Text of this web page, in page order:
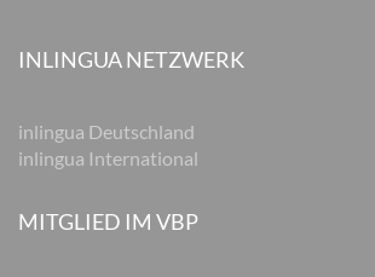
INLINGUA NETZWERK
inlingua Deutschland
inlingua International
MITGLIED IM VBP